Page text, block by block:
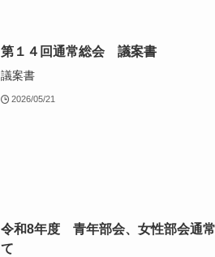
第１４回通常総会 議案書
議案書
2026/05/21
令和8年度 青年部会、女性部会通
て